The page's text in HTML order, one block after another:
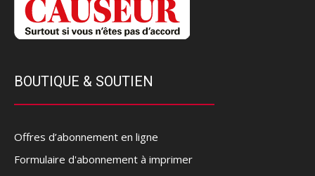
BOUTIQUE & SOUTIEN
Offres d’abonnement en ligne
Formulaire d'abonnement à imprimer